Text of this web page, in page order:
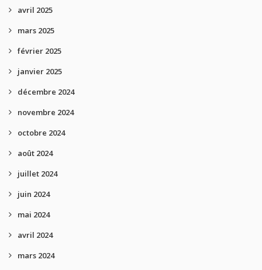
avril 2025
mars 2025
février 2025
janvier 2025
décembre 2024
novembre 2024
octobre 2024
août 2024
juillet 2024
juin 2024
mai 2024
avril 2024
mars 2024